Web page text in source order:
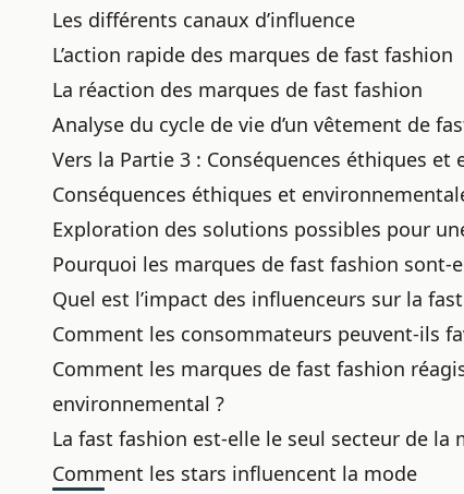
Les différents canaux d’influence
L’action rapide des marques de fast fashion
La réaction des marques de fast fashion
Analyse du cycle de vie d’un vêtement de
Vers la Partie 3 : Conséquences éthiques et
Conséquences éthiques et
Exploration des solutions possibles pour
Pourquoi les marques de fast fashion sont-
Quel est l’impact des influenceurs sur la
Comment les consommateurs peuvent-ils
Comment les marques de fast fashion
environnemental ?
La fast fashion est-elle le seul secteur de la
Comment les stars influencent la mode